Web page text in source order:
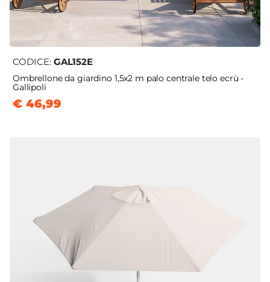
CODICE: GAL152E
Ombrellone da giardino 1,5x2 m palo centrale telo ecrù -
Gallipoli
€ 46,99